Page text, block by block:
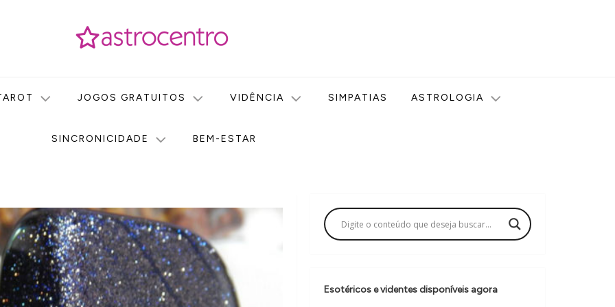
JOGOS GRATUITOS VIDÊNCIA SIMPATIAS ASTROLOGIA
SINCRONICIDADE BEM-ESTAR
Esotéricos e videntes disponíveis agora